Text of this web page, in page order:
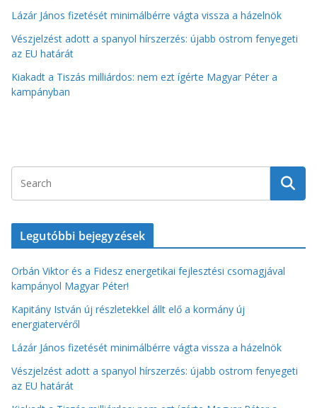
Lázár János fizetését minimálbérre vágta vissza a házelnök
Vészjelzést adott a spanyol hírszerzés: újabb ostrom fenyegeti
az EU határát
Kiakadt a Tiszás milliárdos: nem ezt ígérte Magyar Péter a
kampányban
Legutóbbi bejegyzések
Orbán Viktor és a Fidesz energetikai fejlesztési csomagjával
kampányol Magyar Péter!
Kapitány István új részletekkel állt elő a kormány új
energiatervéről
Lázár János fizetését minimálbérre vágta vissza a házelnök
Vészjelzést adott a spanyol hírszerzés: újabb ostrom fenyegeti
az EU határát